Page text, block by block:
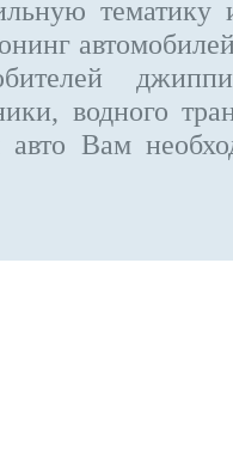
тематику
водного
авто Вам